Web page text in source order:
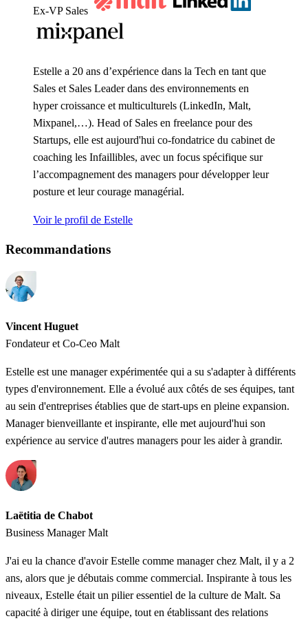
Ex-VP Sales
Estelle a 20 ans d’expérience dans la Tech en tant que
Sales et Sales Leader dans des environnements en
hyper croissance et multiculturels (LinkedIn, Malt,
Mixpanel,…). Head of Sales en freelance pour des
Startups, elle est aujourd'hui co-fondatrice du cabinet de
coaching les Infaillibles, avec un focus spécifique sur
l’accompagnement des managers pour développer leur
posture et leur courage managérial.
Voir le profil de Estelle
Recommandations
Vincent Huguet
Fondateur et Co-Ceo Malt
Estelle est une manager expérimentée qui a su s'adapter à différents
types d'environnement. Elle a évolué aux côtés de ses équipes, tant
au sein d'entreprises établies que de start-ups en pleine expansion.
Manager bienveillante et inspirante, elle met aujourd'hui son
expérience au service d'autres managers pour les aider à grandir.
Laëtitia de Chabot
Business Manager Malt
J'ai eu la chance d'avoir Estelle comme manager chez Malt, il y a 2
ans, alors que je débutais comme commercial. Inspirante à tous les
niveaux, Estelle était un pilier essentiel de la culture de Malt. Sa
capacité à diriger une équipe, tout en établissant des relations